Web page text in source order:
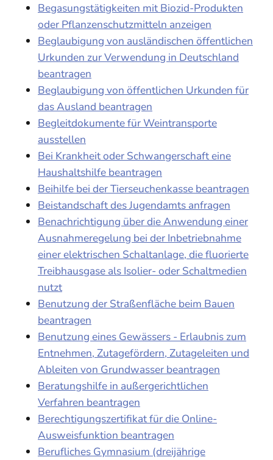
Begasungstätigkeiten mit Biozid-Produkten
oder Pflanzenschutzmitteln anzeigen
Beglaubigung von ausländischen öffentlichen
Urkunden zur Verwendung in Deutschland
beantragen
Beglaubigung von öffentlichen Urkunden für
das Ausland beantragen
Begleitdokumente für Weintransporte
ausstellen
Bei Krankheit oder Schwangerschaft eine
Haushaltshilfe beantragen
Beihilfe bei der Tierseuchenkasse beantragen
Beistandschaft des Jugendamts anfragen
Benachrichtigung über die Anwendung einer
Ausnahmeregelung bei der Inbetriebnahme
einer elektrischen Schaltanlage, die fluorierte
Treibhausgase als Isolier- oder Schaltmedien
nutzt
Benutzung der Straßenfläche beim Bauen
beantragen
Benutzung eines Gewässers - Erlaubnis zum
Entnehmen, Zutagefördern, Zutageleiten und
Ableiten von Grundwasser beantragen
Beratungshilfe in außergerichtlichen
Verfahren beantragen
Berechtigungszertifikat für die Online-
Ausweisfunktion beantragen
Berufliches Gymnasium (dreijährige